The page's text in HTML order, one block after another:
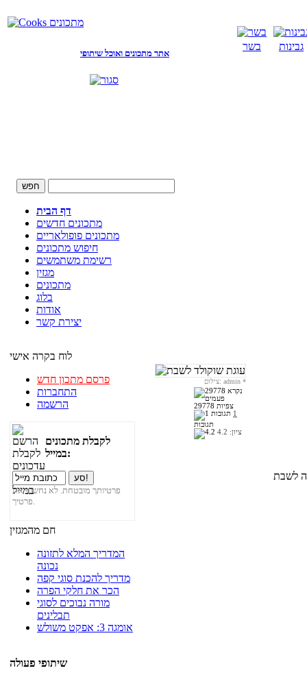
אתר מתכונים ואוכל שיתופי
בשר גבינות
דף הבית
מתכונים חדשים
מתכונים פופולאריים
חיפוש מתכונים
רשימת משתמשים
מגזין
מתכונים
בלוג
אודות
יצירת קשר
לוח בקרה אישי
פרסם מתכון חדש
התחברות
הרשמה
לקבלת מתכונים
במייל:
פרטיותך מובטחת. לא נחשוף את
פרטיך.
חם מהמגזין
המדריך המלא לתזונה
נכונה
מדריך להכנת סוגי קפה
הכר את חלקי הפרה
מורה נבוכים לסוגי
תבלינים
אומגה 3: אפקט משולש
שיתופי פעולה
צילום: admin *
29778 צפיות
1
תגובות
ציון: 4.2